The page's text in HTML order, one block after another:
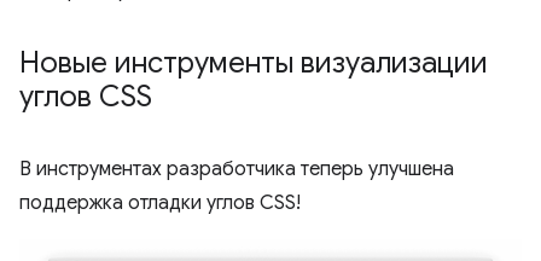
Новые инструменты визуализации
углов CSS
В инструментах разработчика теперь улучшена
поддержка отладки углов CSS!